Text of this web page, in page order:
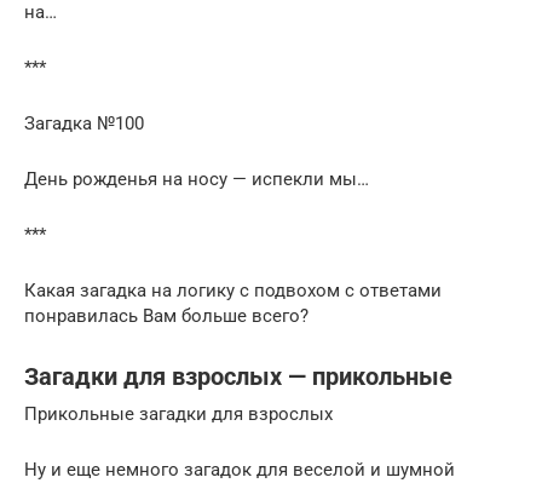
на…
***
Загадка №100
День рожденья на носу — испекли мы…
***
Какая загадка на логику с подвохом с ответами
понравилась Вам больше всего?
Загадки для взрослых — прикольные
Прикольные загадки для взрослых
Ну и еще немного загадок для веселой и шумной